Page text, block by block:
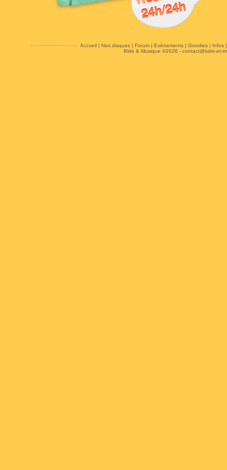
Accueil| Nos disques| Forum| Evénements| Goodies| Infos
Bide & Musique ©2026 - contact@bide-et-